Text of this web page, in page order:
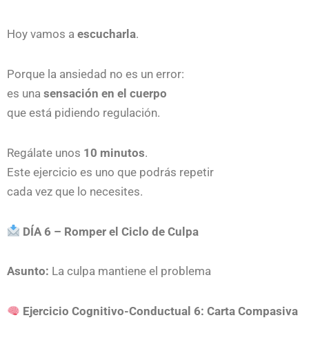
Hoy vamos a escucharla.
Porque la ansiedad no es un error:
es una sensación en el cuerpo
que está pidiendo regulación.
Regálate unos 10 minutos.
Este ejercicio es uno que podrás repetir
cada vez que lo necesites.
DÍA 6 – Romper el Ciclo de Culpa
Asunto: La culpa mantiene el problema
Ejercicio Cognitivo-Conductual 6: Carta Compasiva